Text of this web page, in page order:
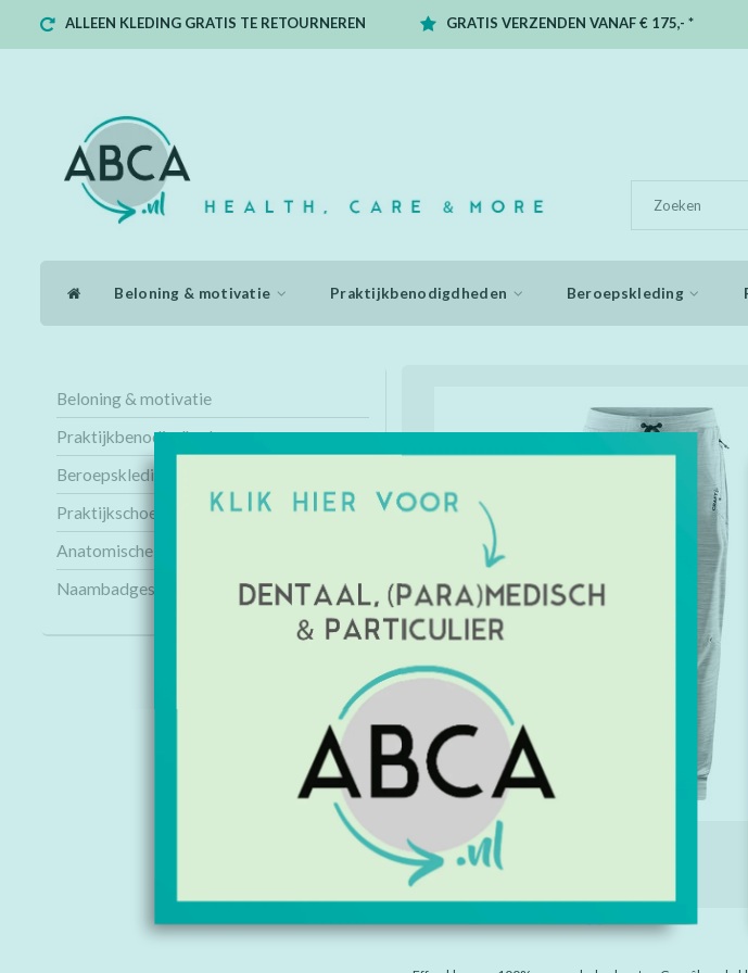
ALLEEN KLEDING GRATIS TE RETOURNEREN GRATIS VERZENDEN VANAF € 175,- *
Beloning & motivatie Praktijkbenodigdheden Beroepskleding
Beloning & motivatie
Praktijkbenodigdheden
Beroepskleding
Praktijkschoenen
Anatomische modellen
Naambadges